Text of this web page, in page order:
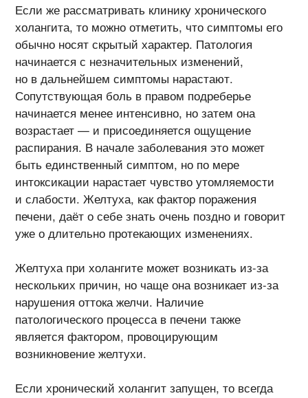
Если же рассматривать клинику хронического
холангита, то можно отметить, что симптомы его
обычно носят скрытый характер. Патология
начинается с незначительных изменений,
но в дальнейшем симптомы нарастают.
Сопутствующая боль в правом подреберье
начинается менее интенсивно, но затем она
возрастает — и присоединяется ощущение
распирания. В начале заболевания это может
быть единственный симптом, но по мере
интоксикации нарастает чувство утомляемости
и слабости. Желтуха, как фактор поражения
печени, даёт о себе знать очень поздно и говорит
уже о длительно протекающих изменениях.
Желтуха при холангите может возникать из-за
нескольких причин, но чаще она возникает из-за
нарушения оттока желчи. Наличие
патологического процесса в печени также
является фактором, провоцирующим
возникновение желтухи.
Если хронический холангит запущен, то всегда